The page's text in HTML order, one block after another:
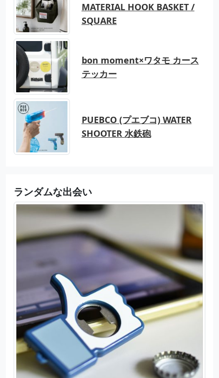
MATERIAL HOOK BASKET /
SQUARE
bon moment×ワタモ カース
テッカー
PUEBCO (プエブコ) WATER
SHOOTER 水鉄砲
ランダムな出会い